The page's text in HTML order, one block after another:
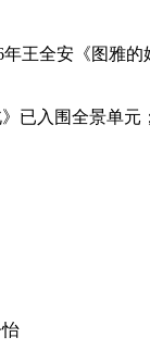
王全安《图雅
已入围全景单